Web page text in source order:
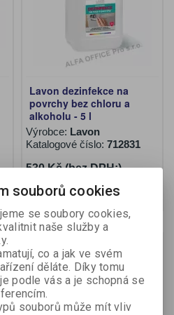
Lavon dezinfekce na
povrchy bez chloru a
alkoholu - 5 l
Výrobce: Lavon
Katalogové číslo: 712831
530 Kč (bez DPH:)
Koupit
Na objednání
souborů cookies
se soubory cookies,
naše služby a
co a jak ve svém
děláte. Díky tomu
podle vás a je schopná se
souborů může mít vliv